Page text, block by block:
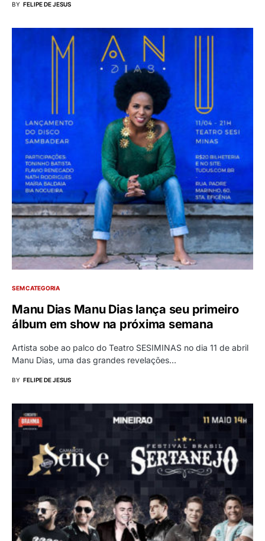
BY FELIPE DE JESUS
SEM CATEGORIA
Manu Dias Manu Dias lança seu primeiro
álbum em show na próxima semana
Artista sobe ao palco do Teatro SESIMINAS no dia 11 de abril
Manu Dias, uma das grandes revelações…
BY FELIPE DE JESUS